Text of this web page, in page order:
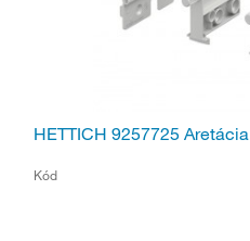
HETTICH 9257725
Kód